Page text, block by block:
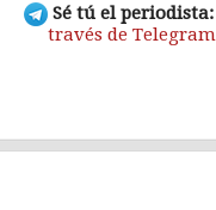
Sé tú el periodista:
través de Telegram